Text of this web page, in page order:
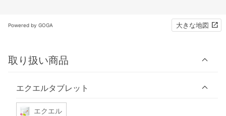
Powered by GOGA 大きな地図
取り扱い商品
エクエルタブレット
エクエル